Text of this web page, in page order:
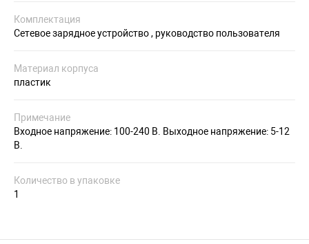
Комплектация
Сетевое зарядное устройство , руководство пользователя
Материал корпуса
пластик
Примечание
Входное напряжение: 100-240 В. Выходное напряжение: 5-12
В.
Количество в упаковке
1